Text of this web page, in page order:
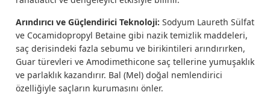
Arındırıcı ve Güçlendirici Teknoloji: Sodyum Laureth Sülfat
ve Cocamidopropyl Betaine gibi nazik temizlik maddeleri,
saç derisindeki fazla sebumu ve birikintileri arındırırken,
Guar türevleri ve Amodimethicone saç tellerine yumuşaklık
ve parlaklık kazandırır. Bal (Mel) doğal nemlendirici
özelliğiyle saçların kurumasını önler.